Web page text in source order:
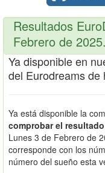
Resultados
Febrero de 2025.
Ya disponible en
del Eurodreams de
Ya está disponible la
comprobar el
Lunes 3 de Febrero de
corresponde con los
número del sueño esta